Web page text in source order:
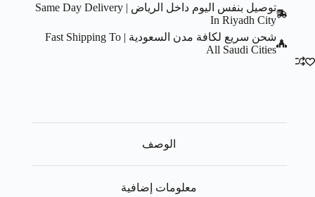
توصيل بنفس اليوم داخل الرياض | Same Day Delivery
In Riyadh City
شحن سريع لكافة مدن السعودية | Fast Shipping To
All Saudi Cities
الوصف
معلومات إضافية